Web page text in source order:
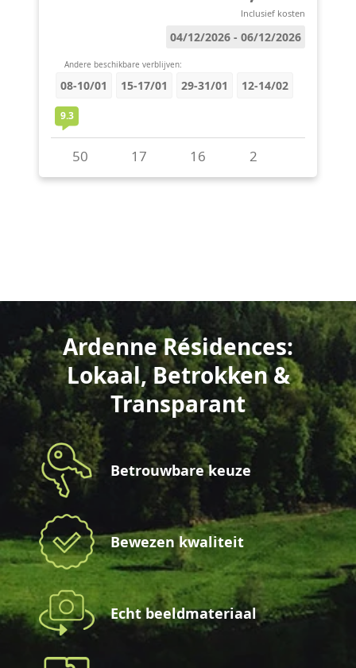
Ardenne Résidences:
Lokaal, Betrokken &
Transparant
Betrouwbare keuze
Bewezen kwaliteit
Echt beeldmateriaal